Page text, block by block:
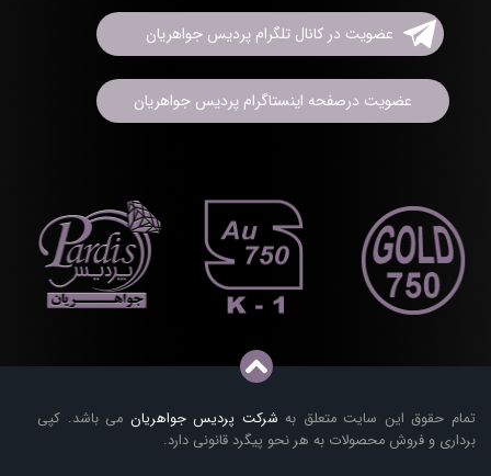
تمام حقوق این سایت متعلق به شرکت پردیس جواهریان می باشد. کپی
برداری و فروش محصولات به هر نحو پیگرد قانونی دارد.
عضویت در کانال تلگرام پردیس جواهریان
عضویت درصفحه اینستاگرام پردیس جواهریان